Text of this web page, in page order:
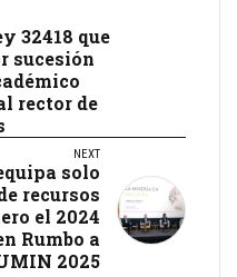
32418 que
sucesión
rector de
NEXT
solo
recursos
el 2024
Rumbo a
2025